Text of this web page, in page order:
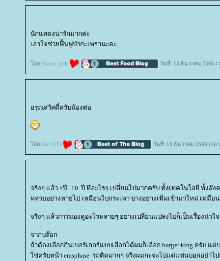
นักแสดงน่ารักมากค่ะ
เอาใจช่วยฟื้นฟูป่ากะเพรานะคะ
ดย: Sweet_pills วันที่: 13 ธันวาคม 2566 เ
อรุณสวัสดิ์ครับน้องต่อ
ดย: กะว่าก๋า วันที่: 13 ธันวาคม 2566 เวล
จริงๆ แล้ว 5ปี 10 ปี ที่อะไรๆ เปลี่ยนไปมากครับ ทั้งเทคโนโลยี ทั้งสั
หลายอย่างหายไป เหมือนใบกระเพา บางอย่างเพิ่มเข้ามาใหม่ เหมือ
จริงๆ แล้วการมองดูอะไรหลายๆ อย่างเปลี่ยนแปลงไปก็เป็นเรื่องน่า
จากบล๊อก
ถ้าต้องเลือกกินเบอร์เกอร์แบบเลือกได้ผมก็เลือก burger king ครับ แต่
ช่ครับหน้า emsphase รถติดมากๆ จริงผมกะจะไปแต่แฟนบอกอย่าไป